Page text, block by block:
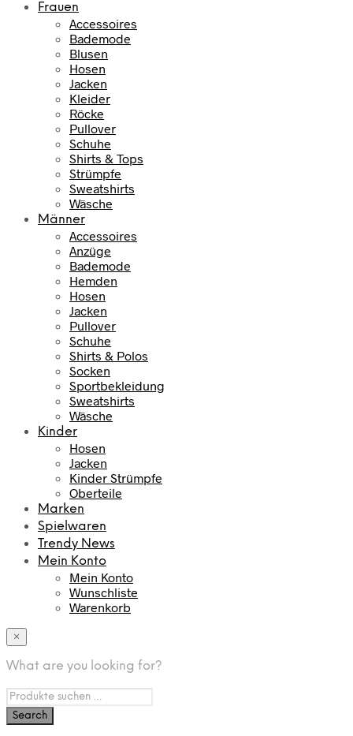
Frauen
Accessoires
Bademode
Blusen
Hosen
Jacken
Kleider
Röcke
Pullover
Schuhe
Shirts & Tops
Strümpfe
Sweatshirts
Wäsche
Männer
Accessoires
Anzüge
Bademode
Hemden
Hosen
Jacken
Pullover
Schuhe
Shirts & Polos
Socken
Sportbekleidung
Sweatshirts
Wäsche
Kinder
Hosen
Jacken
Kinder Strümpfe
Oberteile
Marken
Spielwaren
Trendy News
Mein Konto
Mein Konto
Wunschliste
Warenkorb
×
What are you looking for?